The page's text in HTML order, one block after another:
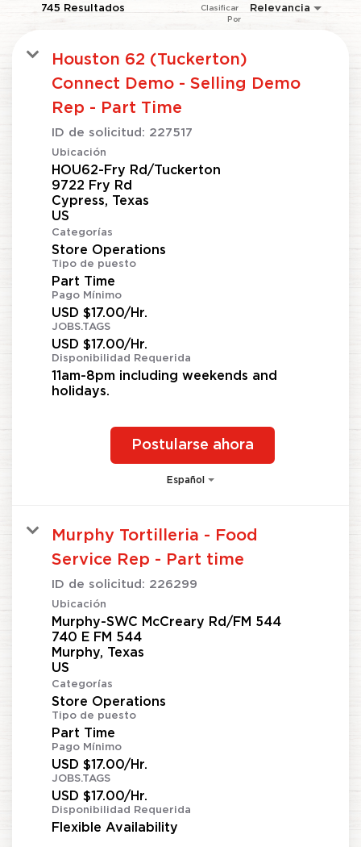
745 Resultados Relevancia
Clasificar
Por
Houston 62 (Tuckerton)
Connect Demo - Selling Demo
Rep - Part Time
ID de solicitud: 227517
Ubicación
HOU62-Fry Rd/Tuckerton
9722 Fry Rd
Cypress, Texas
Categorías
Store Operations
Tipo de puesto
Part Time
Pago Mínimo
USD $17.00/Hr.
JOBS.TAGS
USD $17.00/Hr.
Disponibilidad Requerida
11am-8pm including weekends and
holidays.
Postularse ahora
Español
Murphy Tortilleria - Food
Service Rep - Part time
ID de solicitud: 226299
Ubicación
Murphy-SWC McCreary Rd/FM 544
740 E FM 544
Murphy, Texas
Categorías
Store Operations
Tipo de puesto
Part Time
Pago Mínimo
USD $17.00/Hr.
JOBS.TAGS
USD $17.00/Hr.
Disponibilidad Requerida
Flexible Availability